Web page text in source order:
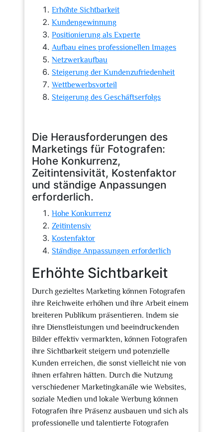
Erhöhte Sichtbarkeit
Kundengewinnung
Positionierung als Experte
Aufbau eines professionellen Images
Netzwerkaufbau
Steigerung der Kundenzufriedenheit
Wettbewerbsvorteil
Steigerung des Geschäftserfolgs
Die Herausforderungen des
Marketings für Fotografen:
Hohe Konkurrenz,
Zeitintensivität, Kostenfaktor
und ständige Anpassungen
erforderlich.
Hohe Konkurrenz
Zeitintensiv
Kostenfaktor
Ständige Anpassungen erforderlich
Erhöhte Sichtbarkeit
Durch gezieltes Marketing können Fotografen
ihre Reichweite erhöhen und ihre Arbeit einem
breiteren Publikum präsentieren. Indem sie
ihre Dienstleistungen und beeindruckenden
Bilder effektiv vermarkten, können Fotografen
ihre Sichtbarkeit steigern und potenzielle
Kunden erreichen, die sonst vielleicht nie von
ihnen erfahren hätten. Durch die Nutzung
verschiedener Marketingkanäle wie Websites,
soziale Medien und lokale Werbung können
Fotografen ihre Präsenz ausbauen und sich als
professionelle und talentierte Fotografen